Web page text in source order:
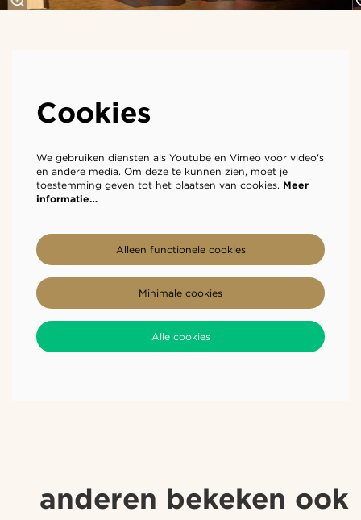
Cookies
We gebruiken diensten als Youtube en Vimeo voor video's
en andere media. Om deze te kunnen zien, moet je
toestemming geven tot het plaatsen van cookies. Meer
informatie…
Alleen functionele cookies
Minimale cookies
Alle cookies
anderen bekeken ook